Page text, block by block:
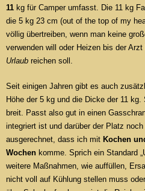
11 kg für Camper umfasst. Die 11 kg
die 5 kg 23 cm (out of the top of my
völlig übertreiben, wenn man keine
verwenden will oder Heizen bis der
Urlaub reichen soll.
Seit einigen Jahren gibt es auch
Höhe der 5 kg und die Dicke der 11
breit. Passt also gut in einen
integriert ist und darüber der Platz
ausgerechnet, dass ich mit Kochen
Wochen komme. Sprich ein Standard
weitere Maßnahmen, wie auffüllen,
nicht voll auf Kühlung stellen muss